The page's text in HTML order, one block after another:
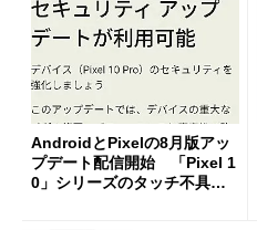
AndroidとPixelの8月版アッ
プデート配信開始 「Pixel 1
0」シリーズのタッチ不具合